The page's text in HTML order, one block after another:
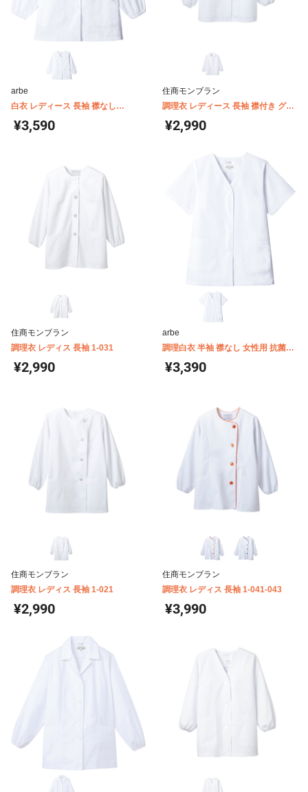
arbe
白衣 レディース 長袖 襟なし
arbe(チトセ) AB-6403
¥3,590
住商モンブラン
調理衣 レディース 長袖 襟付き グリ
ーン購入法対象商品 住商モンブラン
1-401
¥2,990
住商モンブラン
調理衣 レディス 長袖 1-031
¥2,990
arbe
調理白衣 半袖 襟なし 女性用 抗菌防
臭 arbe(チトセ) AB6405
¥3,390
住商モンブラン
調理衣 レディス 長袖 1-021
¥2,990
住商モンブラン
調理衣 レディス 長袖 1-041-043
¥3,990